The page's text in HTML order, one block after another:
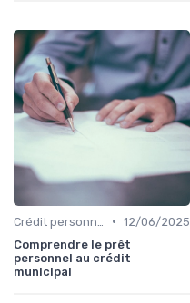
• 12/06/2025
Comprendre le prêt
personnel au crédit
municipal